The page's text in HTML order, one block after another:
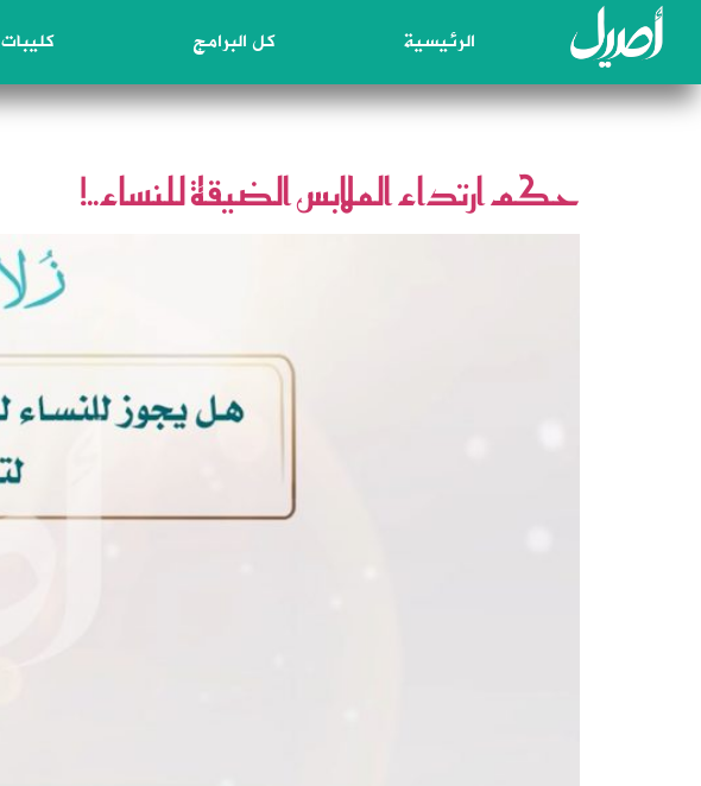
الرئيسية كل البرامج كليبات
الوسم:زلال الأحكام
حكم ارتداء الملابس الضيقة للنساء..!